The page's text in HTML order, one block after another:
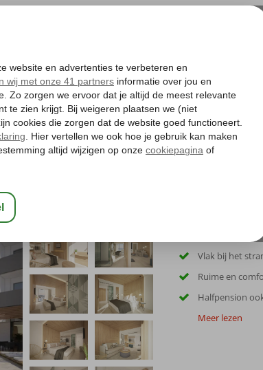
VERRE REIZEN ALL INCLUSIVE
annuleren*
Kleinschalig
Vlak bij het
Ruime en
Halfpension
Meer lezen